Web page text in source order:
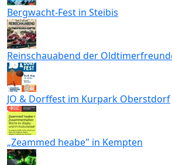
Bergwacht-Fest in Steibis
Reinschauabend der
JO & Dorffest im Kurpark Oberstdorf
„Zeammed heabe" in Kempten